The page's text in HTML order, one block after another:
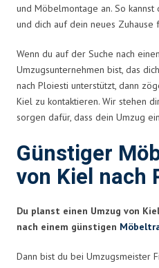
und Möbelmontage an. So
und dich auf dein neues Zuhause
Wenn du auf der Suche nach
Umzugsunternehmen bist, das
nach Ploiesti unterstützt, dann
Kiel zu kontaktieren. Wir stehen
sorgen dafür, dass dein Umzug
Günstiger
von Kiel nach
Du planst einen Umzug von
nach einem günstigen
Dann bist du bei Umzugsmeister